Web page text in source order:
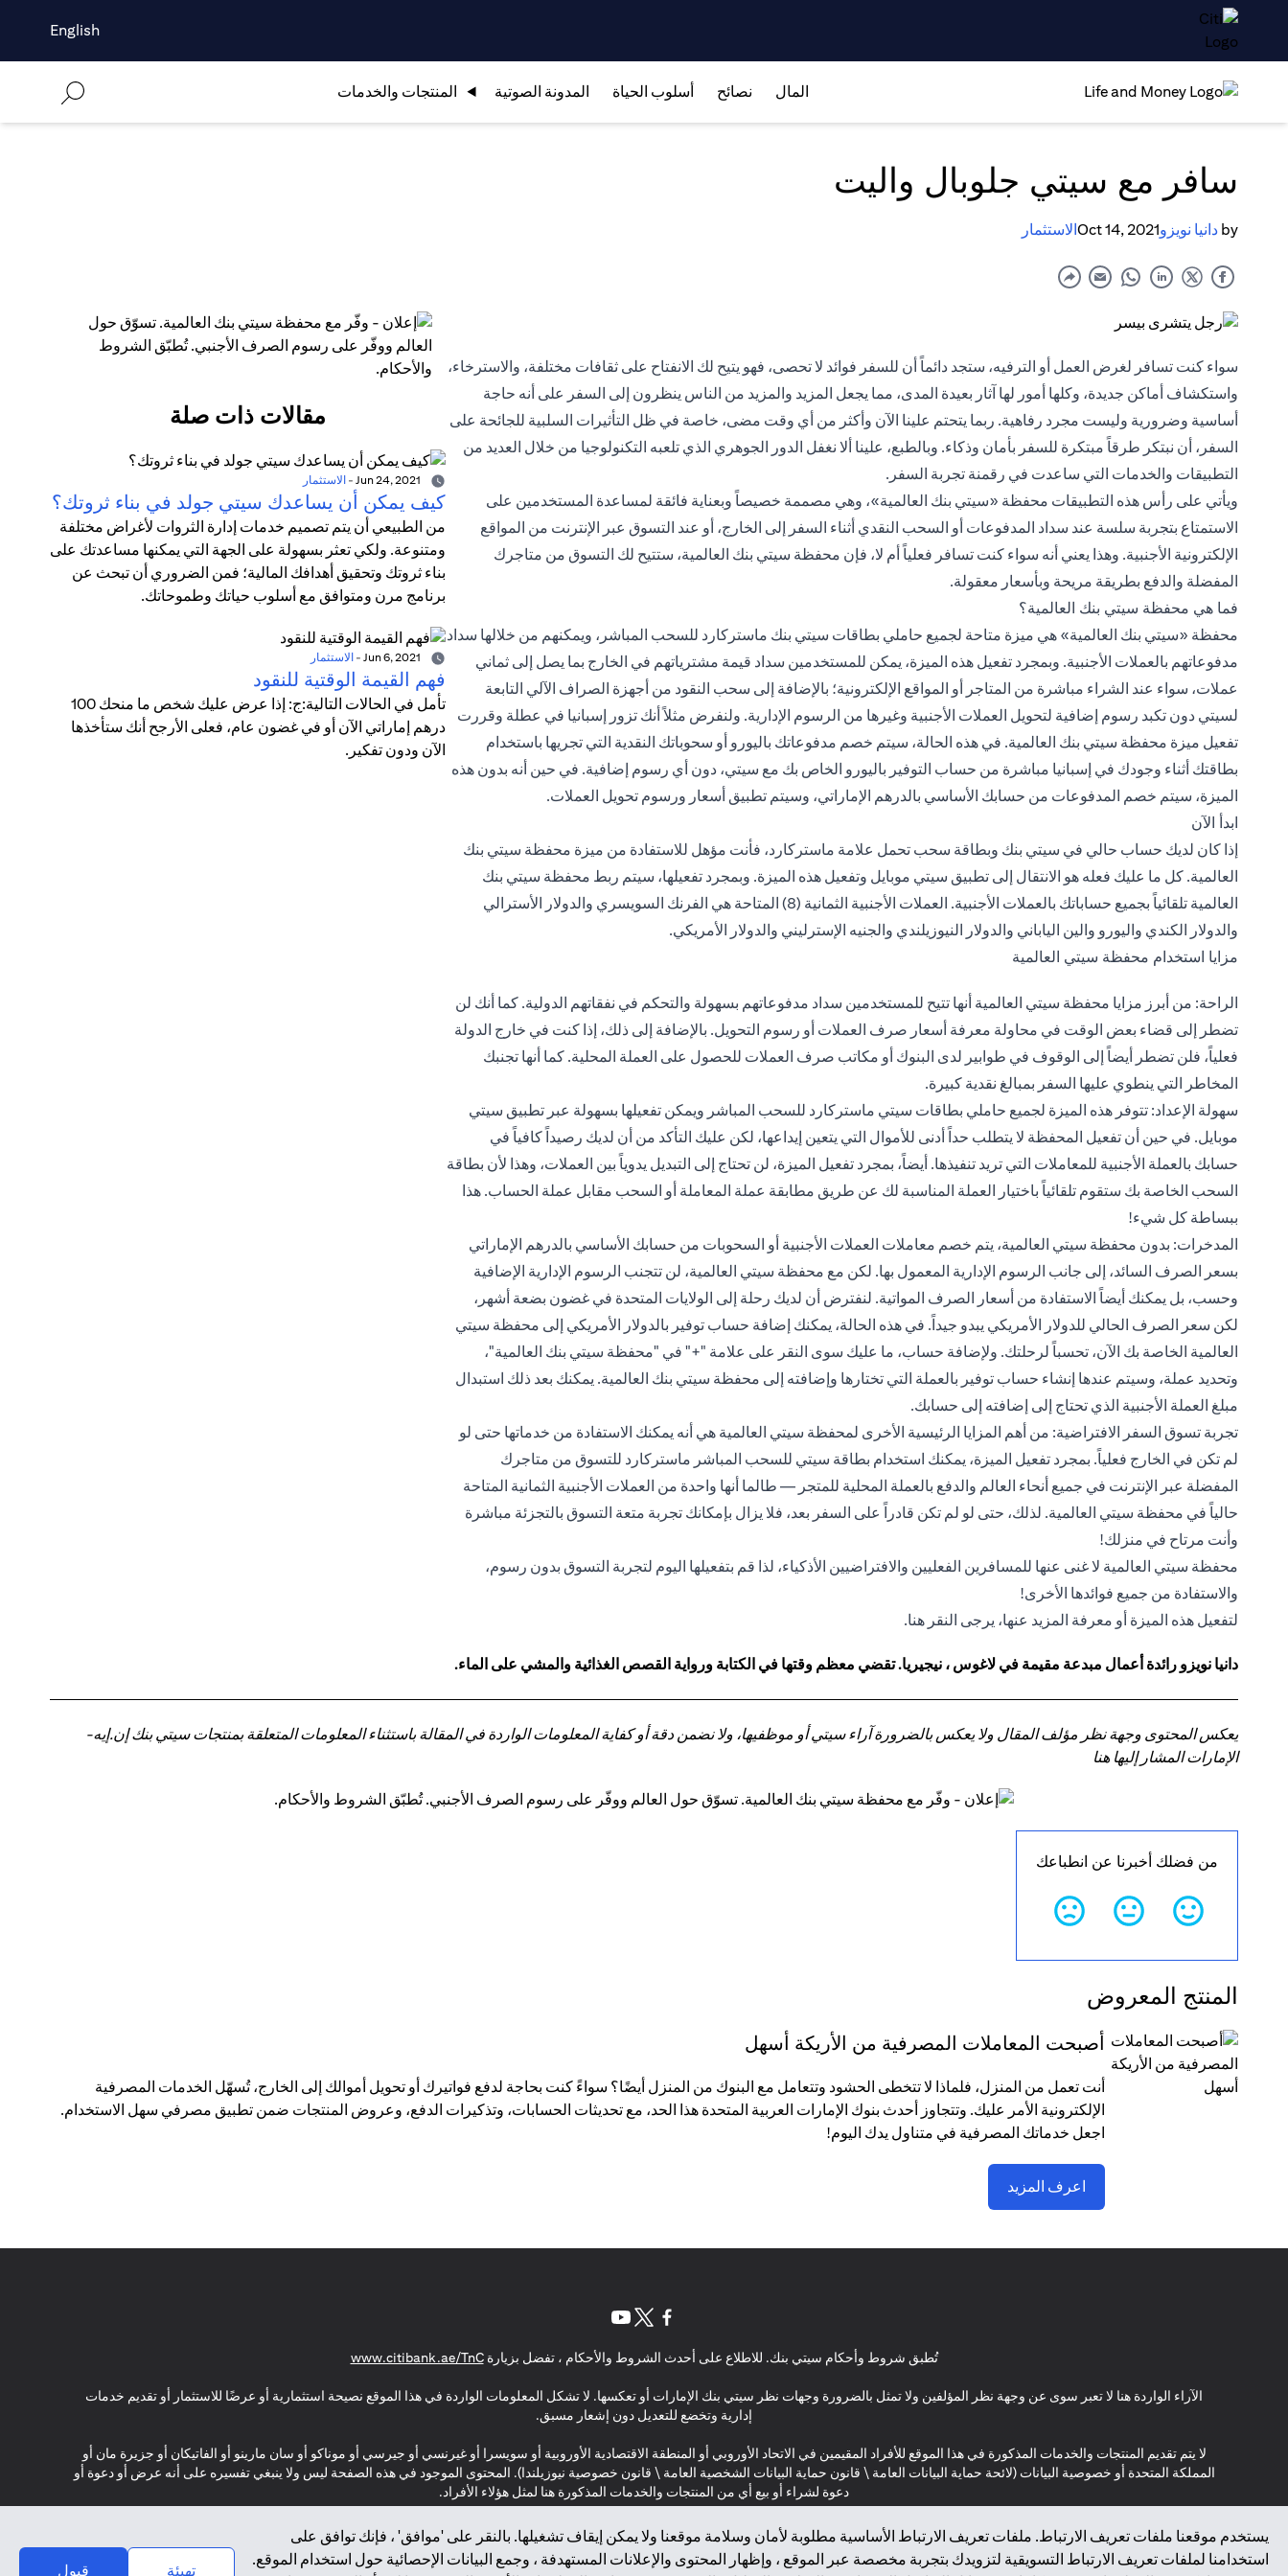
English
المال نصائح أسلوب الحياة المدونة الصوتية المنتجات والخدمات
سافر مع سيتي جلوبال واليت
by دانيا نويزوOct 14, 2021الاستثمار
سواء كنت تسافر لغرض العمل أو الترفيه، ستجد دائماً أن للسفر فوائد لا تحصى، فهو يتيح لك الانفتاح على ثقافات مختلفة، والاسترخاء،
واستكشاف أماكن جديدة، وكلها أمور لها آثار بعيدة المدى، مما يجعل المزيد والمزيد من الناس ينظرون إلى السفر على أنه حاجة
أساسية وضرورية وليست مجرد رفاهية. ربما يتحتم علينا الآن وأكثر من أي وقت مضى، خاصة في ظل التأثيرات السلبية للجائحة على
السفر، أن نبتكر طرقاً مبتكرة للسفر بأمان وذكاء. وبالطبع، علينا ألا نغفل الدور الجوهري الذي تلعبه التكنولوجيا من خلال العديد من
التطبيقات والخدمات التي ساعدت في رقمنة تجربة السفر.
ويأتي على رأس هذه التطبيقات محفظة «سيتي بنك العالمية»، وهي مصممة خصيصاً وبعناية فائقة لمساعدة المستخدمين على
الاستمتاع بتجربة سلسة عند سداد المدفوعات أو السحب النقدي أثناء السفر إلى الخارج، أو عند التسوق عبر الإنترنت من المواقع
الإلكترونية الأجنبية. وهذا يعني أنه سواء كنت تسافر فعلياً أم لا، فإن محفظة سيتي بنك العالمية، ستتيح لك التسوق من متاجرك
المفضلة والدفع بطريقة مريحة وبأسعار معقولة.
فما هي محفظة سيتي بنك العالمية؟
محفظة «سيتي بنك العالمية» هي ميزة متاحة لجميع حاملي بطاقات سيتي بنك ماستركارد للسحب المباشر، ويمكنهم من خلالها سداد
مدفوعاتهم بالعملات الأجنبية. وبمجرد تفعيل هذه الميزة، يمكن للمستخدمين سداد قيمة مشترياتهم في الخارج بما يصل إلى ثماني
عملات، سواء عند الشراء مباشرة من المتاجر أو المواقع الإلكترونية؛ بالإضافة إلى سحب النقود من أجهزة الصراف الآلي التابعة
لسيتي دون تكبد رسوم إضافية لتحويل العملات الأجنبية وغيرها من الرسوم الإدارية. ولنفرض مثلاً أنك تزور إسبانيا في عطلة وقررت
تفعيل ميزة محفظة سيتي بنك العالمية. في هذه الحالة، سيتم خصم مدفوعاتك باليورو أو سحوباتك النقدية التي تجريها باستخدام
بطاقتك أثناء وجودك في إسبانيا مباشرة من حساب التوفير باليورو الخاص بك مع سيتي، دون أي رسوم إضافية. في حين أنه بدون هذه
الميزة، سيتم خصم المدفوعات من حسابك الأساسي بالدرهم الإماراتي، وسيتم تطبيق أسعار ورسوم تحويل العملات.
ابدأ الآن
إذا كان لديك حساب حالي في سيتي بنك وبطاقة سحب تحمل علامة ماستركارد، فأنت مؤهل للاستفادة من ميزة محفظة سيتي بنك
العالمية. كل ما عليك فعله هو الانتقال إلى تطبيق سيتي موبايل وتفعيل هذه الميزة. وبمجرد تفعيلها، سيتم ربط محفظة سيتي بنك
العالمية تلقائياً بجميع حساباتك بالعملات الأجنبية. العملات الأجنبية الثمانية (8) المتاحة هي الفرنك السويسري والدولار الأسترالي
والدولار الكندي واليورو والين الياباني والدولار النيوزيلندي والجنيه الإسترليني والدولار الأمريكي.
مزايا استخدام محفظة سيتي العالمية
الراحة: من أبرز مزايا محفظة سيتي العالمية أنها تتيح للمستخدمين سداد مدفوعاتهم بسهولة والتحكم في نفقاتهم الدولية. كما أنك لن
تضطر إلى قضاء بعض الوقت في محاولة معرفة أسعار صرف العملات أو رسوم التحويل. بالإضافة إلى ذلك، إذا كنت في خارج الدولة
فعلياً، فلن تضطر أيضاً إلى الوقوف في طوابير لدى البنوك أو مكاتب صرف العملات للحصول على العملة المحلية. كما أنها تجنبك
المخاطر التي ينطوي عليها السفر بمبالغ نقدية كبيرة.
سهولة الإعداد: تتوفر هذه الميزة لجميع حاملي بطاقات سيتي ماستركارد للسحب المباشر ويمكن تفعيلها بسهولة عبر تطبيق سيتي
موبايل. في حين أن تفعيل المحفظة لا يتطلب حداً أدنى للأموال التي يتعين إيداعها، لكن عليك التأكد من أن لديك رصيداً كافياً في
حسابك بالعملة الأجنبية للمعاملات التي تريد تنفيذها. أيضاً، بمجرد تفعيل الميزة، لن تحتاج إلى التبديل يدوياً بين العملات، وهذا لأن بطاقة
السحب الخاصة بك ستقوم تلقائياً باختيار العملة المناسبة لك عن طريق مطابقة عملة المعاملة أو السحب مقابل عملة الحساب. هذا
ببساطة كل شيء!
المدخرات: بدون محفظة سيتي العالمية، يتم خصم معاملات العملات الأجنبية أو السحوبات من حسابك الأساسي بالدرهم الإماراتي
بسعر الصرف السائد، إلى جانب الرسوم الإدارية المعمول بها. لكن مع محفظة سيتي العالمية، لن تتجنب الرسوم الإدارية الإضافية
وحسب، بل يمكنك أيضاً الاستفادة من أسعار الصرف المواتية. لنفترض أن لديك رحلة إلى الولايات المتحدة في غضون بضعة أشهر،
لكن سعر الصرف الحالي للدولار الأمريكي يبدو جيداً. في هذه الحالة، يمكنك إضافة حساب توفير بالدولار الأمريكي إلى محفظة سيتي
العالمية الخاصة بك الآن، تحسباً لرحلتك. ولإضافة حساب، ما عليك سوى النقر على علامة "+" في "محفظة سيتي بنك العالمية"،
وتحديد عملة، وسيتم عندها إنشاء حساب توفير بالعملة التي تختارها وإضافته إلى محفظة سيتي بنك العالمية. يمكنك بعد ذلك استبدال
مبلغ العملة الأجنبية الذي تحتاج إلى إضافته إلى حسابك.
تجربة تسوق السفر الافتراضية: من أهم المزايا الرئيسية الأخرى لمحفظة سيتي العالمية هي أنه يمكنك الاستفادة من خدماتها حتى لو
لم تكن في الخارج فعلياً. بمجرد تفعيل الميزة، يمكنك استخدام بطاقة سيتي للسحب المباشر ماستركارد للتسوق من متاجرك
المفضلة عبر الإنترنت في جميع أنحاء العالم والدفع بالعملة المحلية للمتجر — طالما أنها واحدة من العملات الأجنبية الثمانية المتاحة
حالياً في محفظة سيتي العالمية. لذلك، حتى لو لم تكن قادراً على السفر بعد، فلا يزال بإمكانك تجربة متعة التسوق بالتجزئة مباشرة
وأنت مرتاح في منزلك!
محفظة سيتي العالمية لا غنى عنها للمسافرين الفعليين والافتراضيين الأذكياء، لذا قم بتفعيلها اليوم لتجربة التسوق بدون رسوم،
والاستفادة من جميع فوائدها الأخرى!
لتفعيل هذه الميزة أو معرفة المزيد عنها، يرجى النقر هنا.
مقالات ذات صلة
- الاستثمار
كيف يمكن أن يساعدك سيتي جولد في بناء ثروتك؟
من الطبيعي أن يتم تصميم خدمات إدارة الثروات لأغراض مختلفة
ومتنوعة. ولكي تعثر بسهولة على الجهة التي يمكنها مساعدتك على
بناء ثروتك وتحقيق أهدافك المالية؛ فمن الضروري أن تبحث عن
برنامج مرن ومتوافق مع أسلوب حياتك وطموحاتك.
- الاستثمار
فهم القيمة الوقتية للنقود
تأمل في الحالات التالية:ج: إذا عرض عليك شخص ما منحك 100
درهم إماراتي الآن أو في غضون عام، فعلى الأرجح أنك ستأخذها
الآن ودون تفكير.
دانيا نويزو رائدة أعمال مبدعة مقيمة في لاغوس ، نيجيريا. تقضي معظم وقتها في الكتابة ورواية القصص الغذائية والمشي على الماء.
يعكس المحتوى وجهة نظر مؤلف المقال ولا يعكس بالضرورة آراء سيتي أو موظفيها، ولا نضمن دقة أو كفاية المعلومات الواردة في المقالة باستثناء المعلومات المتعلقة بمنتجات سيتي بنك إن.إيه-
الإمارات المشار إليها هنا
من فضلك أخبرنا عن انطباعك
المنتج المعروض
أصبحت المعاملات المصرفية من الأريكة أسهل
أنت تعمل من المنزل، فلماذا لا تتخطى الحشود وتتعامل مع البنوك من المنزل أيضًا؟ سواءً كنت بحاجة لدفع فواتيرك أو تحويل أموالك إلى الخارج، تُسهّل الخدمات المصرفية
الإلكترونية الأمر عليك. وتتجاوز أحدث بنوك الإمارات العربية المتحدة هذا الحد، مع تحديثات الحسابات، وتذكيرات الدفع، وعروض المنتجات ضمن تطبيق مصرفي سهل الاستخدام.
اجعل خدماتك المصرفية في متناول يدك اليوم!
اعرف المزيد
يستخدم موقعنا ملفات تعريف الارتباط. ملفات تعريف الارتباط الأساسية مطلوبة لأمان وسلامة موقعنا ولا يمكن إيقاف تشغيلها. بالنقر على 'موافق' ، فإنك توافق على
استخدامنا لملفات تعريف الارتباط التسويقية لتزويدك بتجربة مخصصة عبر الموقع ، وإظهار المحتوى والإعلانات المستهدفة ، وجمع البيانات الإحصائية حول استخدام الموقع.
تهيئة قبول
تُطبق شروط وأحكام سيتي بنك. للاطلاع على أحدث الشروط والأحكام ، تفضل بزيارةwww.citibank.ae/TnC
(opens in a new tab)
الآراء الواردة هنا لا تعبر سوى عن وجهة نظر المؤلفين ولا تمثل بالضرورة وجهات نظر سيتي بنك الإمارات أو تعكسها. لا تشكل المعلومات الواردة في هذا الموقع نصيحة استثمارية أو عرضًا للاستثمار أو تقديم خدمات
إدارية وتخضع للتعديل دون إشعار مسبق.
لا يتم تقديم المنتجات والخدمات المذكورة في هذا الموقع للأفراد المقيمين في الاتحاد الأوروبي أو المنطقة الاقتصادية الأوروبية أو سويسرا أو غيرنسي أو جيرسي أو موناكو أو سان مارينو أو الفاتيكان أو جزيرة مان أو
المملكة المتحدة أو خصوصية البيانات (لائحة حماية البيانات العامة \ قانون حماية البيانات الشخصية العامة \ قانون خصوصية نيوزيلندا). المحتوى الموجود في هذه الصفحة ليس ولا ينبغي تفسيره على أنه عرض أو دعوة أو
دعوة لشراء أو بيع أي من المنتجات والخدمات المذكورة هنا لمثل هؤلاء الأفراد.
*GDPR – اللائحة العامة لحماية البيانات؛ * LGPD – Lei Geral de Proteção de Dados Pessoais ; *NZPA – قانون الخصوصية النيوزيلندي